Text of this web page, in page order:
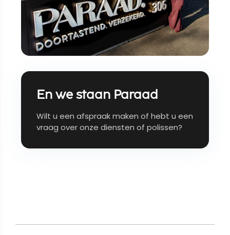
En we staan Paraad
Wilt u een afspraak maken of hebt u een
vraag over onze diensten of polissen?